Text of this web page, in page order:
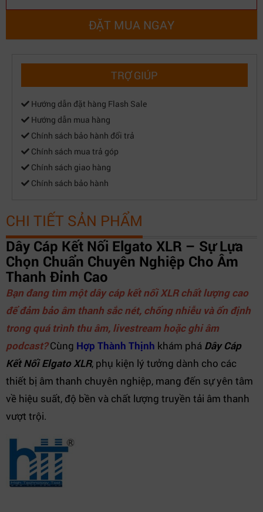
ĐẶT MUA NGAY
TRỢ GIÚP
Hướng dẫn đặt hàng Flash Sale
Hướng dẫn mua hàng
Chính sách bảo hành đổi trả
Chính sách mua trả góp
Chính sách giao hàng
Chính sách bảo hành
CHI TIẾT SẢN PHẨM
Dây Cáp Kết Nối Elgato XLR – Sự Lựa
Chọn Chuẩn Chuyên Nghiệp Cho Âm
Thanh Đỉnh Cao
Bạn đang tìm một dây cáp kết nối XLR chất lượng cao
để đảm bảo âm thanh sắc nét, chống nhiễu và ổn định
trong quá trình thu âm, livestream hoặc ghi âm
podcast?Cùng Hợp Thành Thịnh khám phá Dây Cáp
Kết Nối Elgato XLR, phụ kiện lý tưởng dành cho các
thiết bị âm thanh chuyên nghiệp, mang đến sự yên tâm
về hiệu suất, độ bền và chất lượng truyền tải âm thanh
vượt trội.